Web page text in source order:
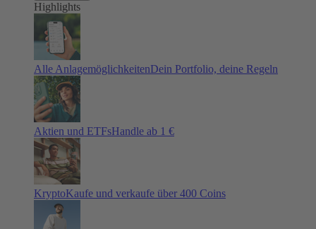
Highlights
Alle AnlagemöglichkeitenDein Portfolio, deine Regeln
Aktien und ETFsHandle ab 1 €
KryptoKaufe und verkaufe über 400 Coins